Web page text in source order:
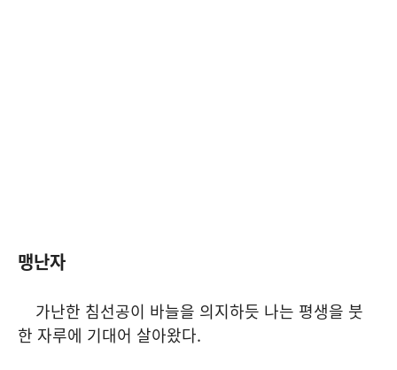
맹난자
가난한 침선공이 바늘을 의지하듯 나는 평생을 붓
한 자루에 기대어 살아왔다.